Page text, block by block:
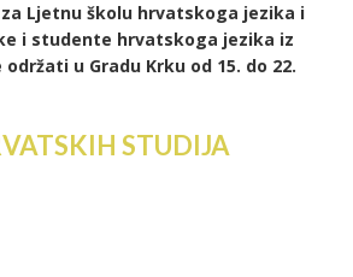
Ljetnu školu hrvatskoga jezika i
i studente hrvatskoga jezika iz
u Gradu Krku od 15. do 22.
STUDIJA